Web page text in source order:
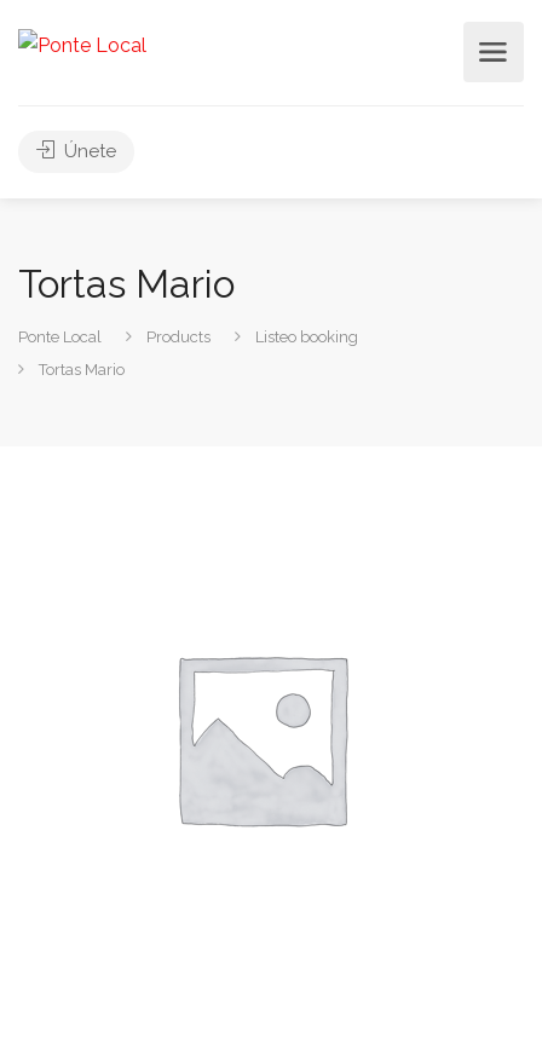
Únete
Tortas Mario
Ponte Local Products
Listeo booking
Tortas Mario